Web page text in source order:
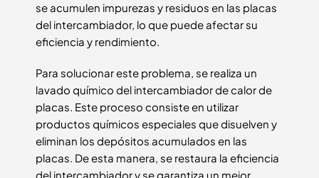
se acumulen impurezas y residuos en las placas
del intercambiador, lo que puede afectar su
eficiencia y rendimiento.
Para solucionar este problema, se realiza un
lavado químico del intercambiador de calor de
placas. Este proceso consiste en utilizar
productos químicos especiales que disuelven y
eliminan los depósitos acumulados en las
placas. De esta manera, se restaura la eficiencia
del intercambiador y se garantiza un mejor